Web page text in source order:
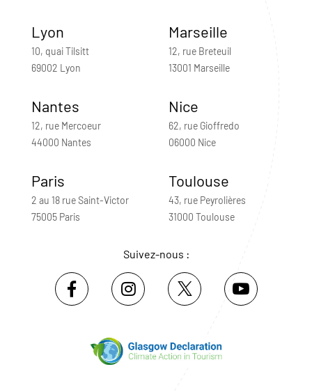
Lyon
10, quai Tilsitt
69002 Lyon
Marseille
12, rue Breteuil
13001 Marseille
Nantes
12, rue Mercoeur
44000 Nantes
Nice
62, rue Gioffredo
06000 Nice
Paris
2 au 18 rue Saint-Victor
75005 Paris
Toulouse
43, rue Peyrolières
31000 Toulouse
Suivez-nous :